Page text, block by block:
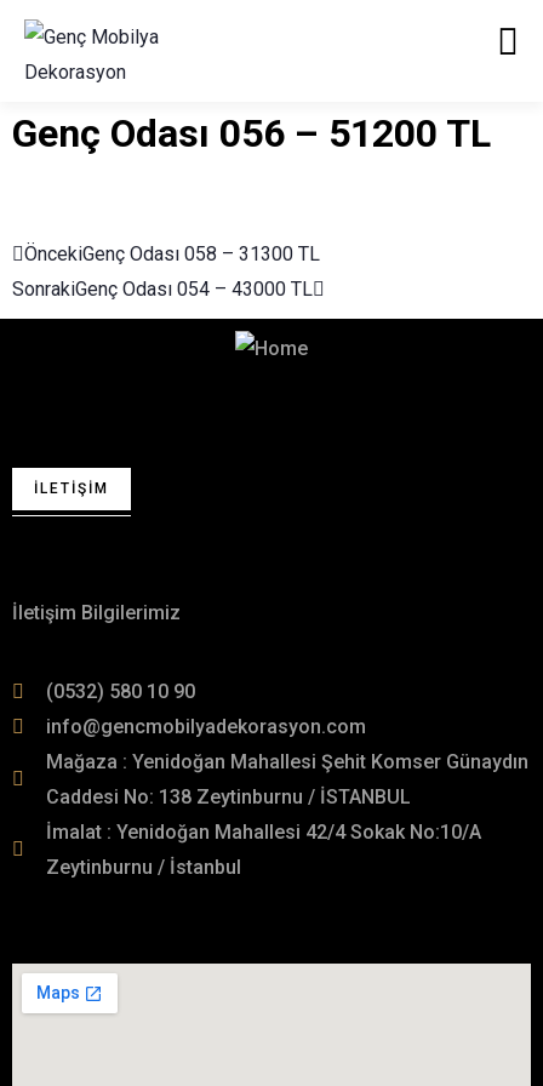
Genç Odası 056 – 51200 TL
ÖncekiGenç Odası 058 – 31300 TL
SonrakiGenç Odası 054 – 43000 TL
İLETIŞIM
İletişim Bilgilerimiz
(0532) 580 10 90
info@gencmobilyadekorasyon.com
Mağaza : Yenidoğan Mahallesi Şehit Komser Günaydın
Caddesi No: 138 Zeytinburnu / İSTANBUL
İmalat : Yenidoğan Mahallesi 42/4 Sokak No:10/A
Zeytinburnu / İstanbul